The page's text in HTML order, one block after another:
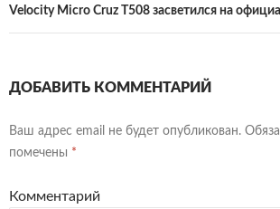
Velocity Micro Cruz T508 засветился на
ДОБАВИТЬ КОММЕНТАРИЙ
Ваш адрес email не будет опубликован.
помечены *
Комментарий